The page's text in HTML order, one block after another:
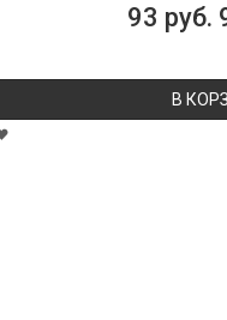
93 руб.
В